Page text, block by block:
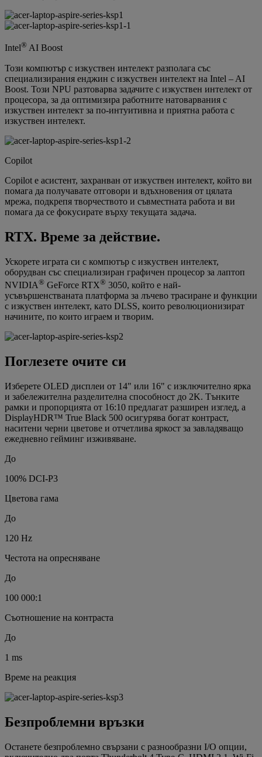
Intel® AI Boost
Този компютър с изкуствен интелект разполага със
специализирания енджин с изкуствен интелект на Intel – AI
Boost. Този NPU разтоварва задачите с изкуствен интелект от
процесора, за да оптимизира работните натоварвания с
изкуствен интелект за по-интуитивна и приятна работа с
изкуствен интелект.
Copilot
Copilot е асистент, захранван от изкуствен интелект, който ви
помага да получавате отговори и вдъхновения от цялата
мрежа, подкрепя творчеството и съвместната работа и ви
помага да се фокусирате върху текущата задача.
RTX. Време за действие.
Ускорете играта си с компютър с изкуствен интелект,
оборудван със специализиран графичен процесор за лаптоп
NVIDIA® GeForce RTX® 3050, който е най-
усъвършенстваната платформа за лъчево трасиране и функции
с изкуствен интелект, като DLSS, които революционизират
начините, по които играем и творим.
Поглезете очите си
Изберете OLED дисплеи от 14" или 16" с изключително ярка
и забележителна разделителна способност до 2K. Тънките
рамки и пропорцията от 16:10 предлагат разширен изглед, а
DisplayHDR™ True Black 500 осигурява богат контраст,
наситени черни цветове и отчетлива яркост за завладяващо
ежедневно гейминг изживяване.
До
100% DCI-P3
Цветова гама
До
120 Hz
Честота на опресняване
До
100 000:1
Съотношение на контраста
До
1 ms
Време на реакция
Безпроблемни връзки
Останете безпроблемно свързани с разнообразни I/O опции,